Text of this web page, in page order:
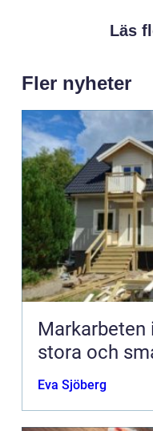
Läs
Fler nyheter
stora och
Eva Sjöberg